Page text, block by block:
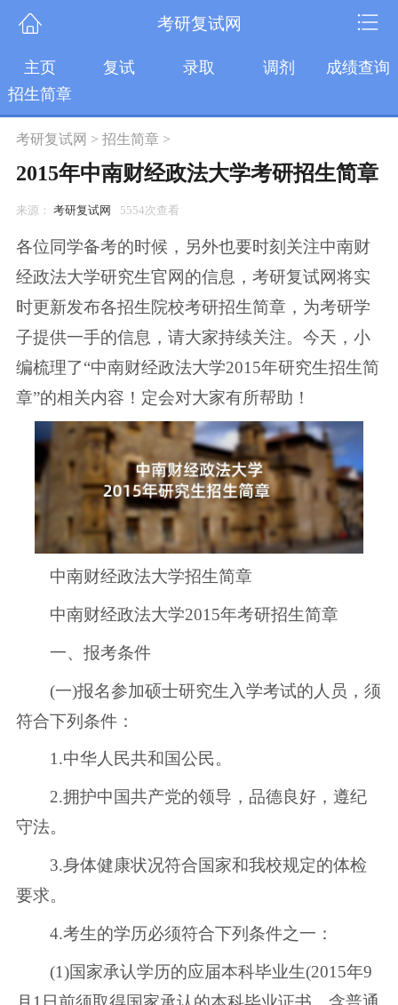
考研复试网
主页 复试 录取 调剂
成绩查询
招生简章
考研复试网 > 招生简章>
2015年中南财经政法大学考研招生简章
来源： 考研复试网 5554次查看
各位同学备考的时候，另外也要时刻关注中南财
经政法大学研究生官网的信息，考研复试网将实
时更新发布各招生院校考研招生简章，为考研学
子提供一手的信息，请大家持续关注。今天，小
编梳理了“中南财经政法大学2015年研究生招生简
章”的相关内容！定会对大家有所帮助！
中南财经政法大学招生简章
中南财经政法大学2015年考研招生简章
一、报考条件
(一)报名参加硕士研究生入学考试的人员，须
符合下列条件：
1.中华人民共和国公民。
2.拥护中国共产党的领导，品德良好，遵纪
守法。
3.身体健康状况符合国家和我校规定的体检
要求。
4.考生的学历必须符合下列条件之一：
(1)国家承认学历的应届本科毕业生(2015年9